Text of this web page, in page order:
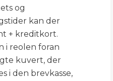
og
kan der
+ kreditkort.
i reolen foran
kuvert, der
i den brevkasse,